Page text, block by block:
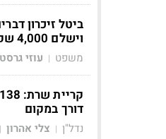
ביטל זיכרון
וישלם 4,000 שקל
משפט | עוזי
דורך במקום
נדל"ן | צלי אהרון |